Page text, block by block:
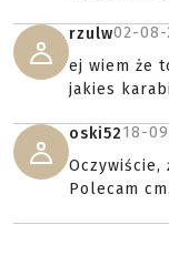
rzulw02-08-
ej wiem że
jakies
oski5218-
Oczywiście,
Polecam